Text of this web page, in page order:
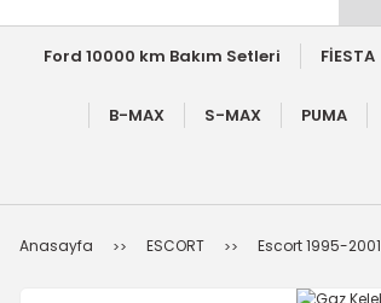
Ford 10000 km Bakım Setleri FİESTA
B-MAX S-MAX PUMA
Anasayfa ESCORT Escort 1995-2001